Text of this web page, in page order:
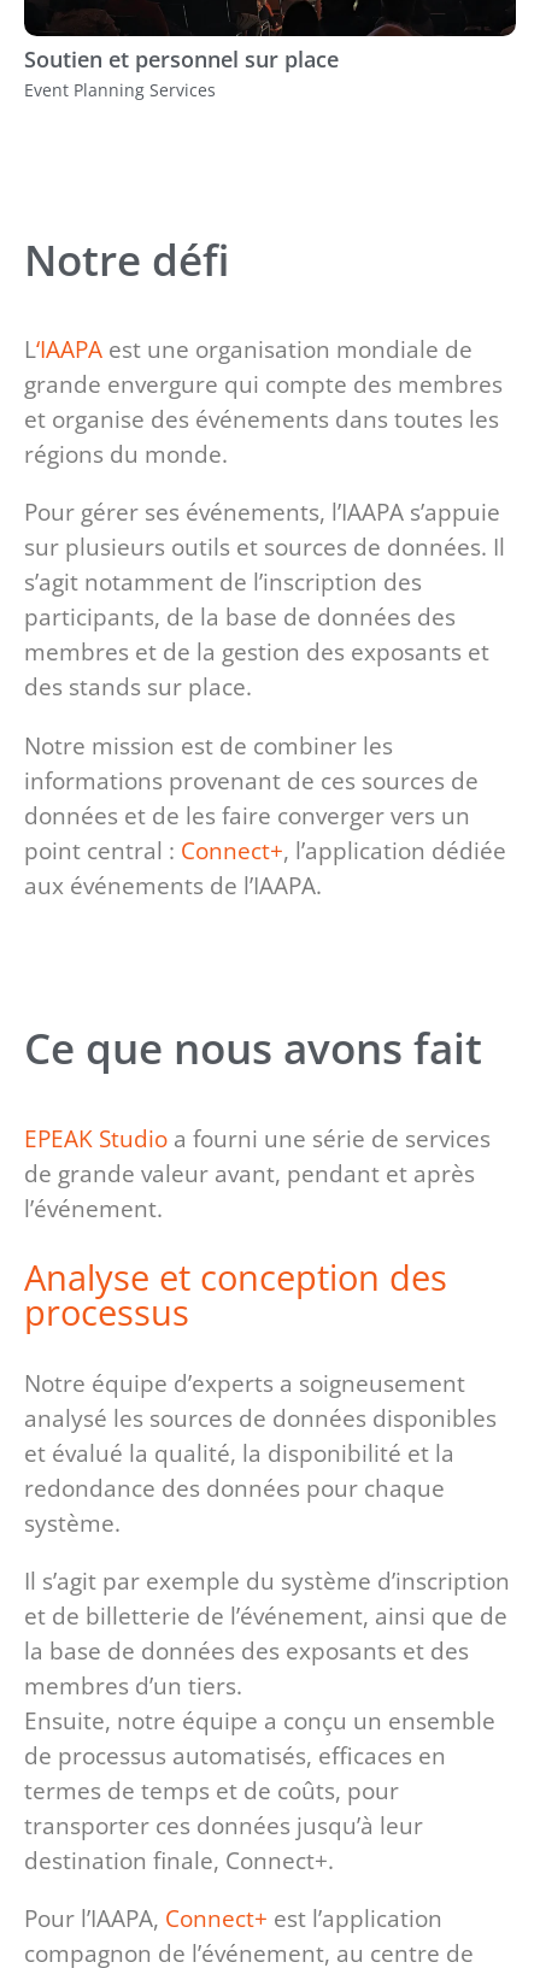
Soutien et personnel sur place
Event Planning Services
Notre défi
L‘IAAPA est une organisation mondiale de
grande envergure qui compte des membres
et organise des événements dans toutes les
régions du monde.
Pour gérer ses événements, l’IAAPA s’appuie
sur plusieurs outils et sources de données. Il
s’agit notamment de l’inscription des
participants, de la base de données des
membres et de la gestion des exposants et
des stands sur place.
Notre mission est de combiner les
informations provenant de ces sources de
données et de les faire converger vers un
point central : Connect+, l’application dédiée
aux événements de l’IAAPA.
Ce que nous avons fait
EPEAK Studio a fourni une série de services
de grande valeur avant, pendant et après
l’événement.
Analyse et conception des
processus
Notre équipe d’experts a soigneusement
analysé les sources de données disponibles
et évalué la qualité, la disponibilité et la
redondance des données pour chaque
système.
Il s’agit par exemple du système d’inscription
et de billetterie de l’événement, ainsi que de
la base de données des exposants et des
membres d’un tiers.
Ensuite, notre équipe a conçu un ensemble
de processus automatisés, efficaces en
termes de temps et de coûts, pour
transporter ces données jusqu’à leur
destination finale, Connect+.
Pour l’IAAPA, Connect+ est l’application
compagnon de l’événement, au centre de